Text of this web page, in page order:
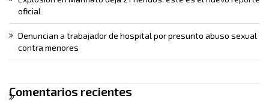
oficial
Denuncian a trabajador de hospital por presunto abuso sexual
contra menores
Comentarios recientes